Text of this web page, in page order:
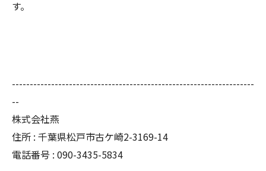
す。
--------------------------------------------------------------------
--
株式会社燕
住所 : 千葉県松戸市古ケ崎2-3169-14
電話番号 : 090-3435-5834